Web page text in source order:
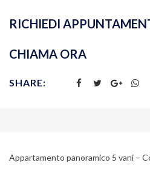
RICHIEDI
CHIAMA ORA
SHARE:
Appartamento panoramico 5 vani –